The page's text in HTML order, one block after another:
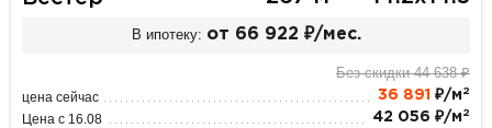
В ипотеку: от 66 922 ₽/мес.
Без скидки 44 638 ₽
цена сейчас 36 891 ₽/м 2
Цена с 16.08 42 056 ₽/м 2